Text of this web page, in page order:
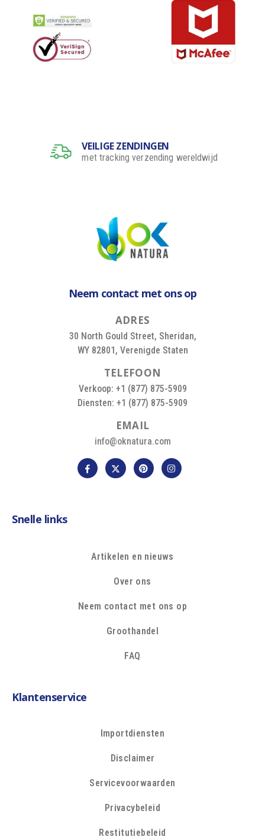
VEILIGE ZENDINGEN
met tracking verzending wereldwijd
Neem contact met ons op
ADRES
30 North Gould Street, Sheridan,
WY 82801, Verenigde Staten
TELEFOON
Verkoop: +1 (877) 875-5909
Diensten: +1 (877) 875-5909
EMAIL
info@oknatura.com
Snelle links
Artikelen en nieuws
Over ons
Neem contact met ons op
Groothandel
FAQ
Klantenservice
Importdiensten
Disclaimer
Servicevoorwaarden
Privacybeleid
Restitutiebeleid